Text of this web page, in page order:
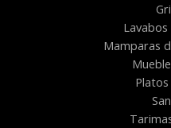
Lavabos
Mamparas